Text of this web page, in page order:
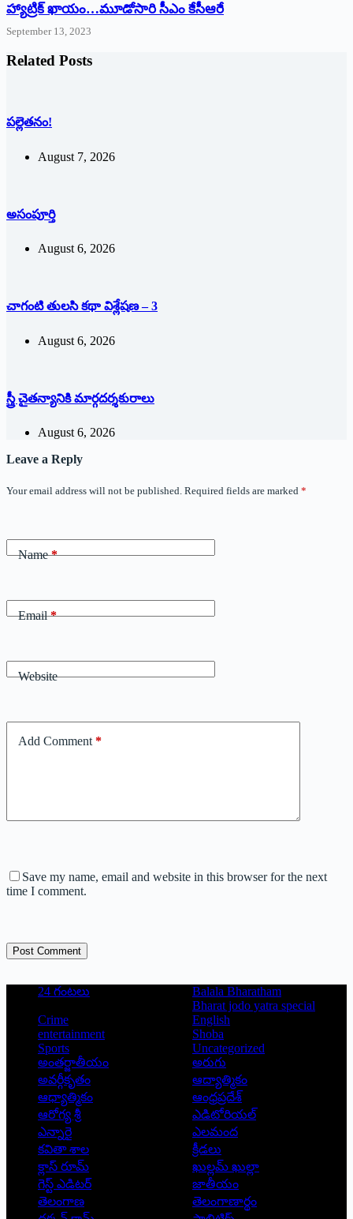
హ్యాట్రిక్‌ ‌ఖాయం…మూడోసారి సీఎం కేసీఆరే
September 13, 2023
Related Posts
పల్లెతనం!
August 7, 2026
అసంపూర్తి
August 6, 2026
చాగంటి తులసి కథా విశ్లేషణ – 3
August 6, 2026
స్త్రీ చైతన్యానికి మార్గదర్శకురాలు
August 6, 2026
Leave a Reply
Your email address will not be published. Required fields are marked *
Name*
Email*
Website
Add Comment *
Save my name, email and website in this browser for the next
time I comment.
Post Comment
24 గంటలు
Balala Bharatham
Bharat jodo yatra special
Crime
English
entertainment
Shoba
Sports
Uncategorized
అంతర్జాతీయం
అరుగు
అవర్గీకృతం
ఆద్యాత్మికం
ఆధ్యాత్మికం
ఆంధ్రప్రదేశ్
ఆరోగ్య శ్రీ
ఎడిటోరియల్
ఎన్నారై
ఎలమంద
కవితా శాల
క్రీడలు
క్లాస్ రూమ్
ఖుల్లమ్ ఖుల్లా
గెస్ట్ ఎడిటర్
జాతీయం
తెలంగాణ
తెలంగాణార్థం